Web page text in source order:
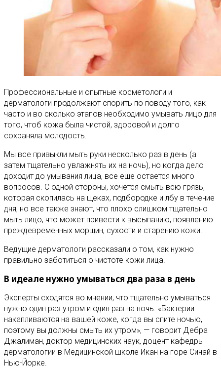
Профессиональные и опытные косметологи и
дерматологи продолжают спорить по поводу того, как
часто и во сколько этапов необходимо умывать лицо для
того, чтоб кожа была чистой, здоровой и долго
сохраняла молодость.
Мы все привыкли мыть руки несколько раз в день (а
затем тщательно увлажнять их на ночь), но когда дело
доходит до умывания лица, все еще остается много
вопросов. С одной стороны, хочется смыть всю грязь,
которая скопилась на щеках, подбородке и лбу в течение
дня, но все также знают, что плохо слишком тщательно
мыть лицо, что может привести к высыпанию, появлению
преждевременных морщин, сухости и старению кожи.
Ведущие дерматологи рассказали о том, как нужно
правильно заботиться о чистоте кожи лица.
В идеале нужно умываться два раза в день
Эксперты сходятся во мнении, что тщательно умываться
нужно один раз утром и один раз на ночь. «Бактерии
накапливаются на вашей коже, когда вы спите ночью,
поэтому вы должны смыть их утром», — говорит Дебра
Джалиман, доктор медицинских наук, доцент кафедры
дерматологии в Медицинской школе Икан на горе Синай в
Нью-Йорке.